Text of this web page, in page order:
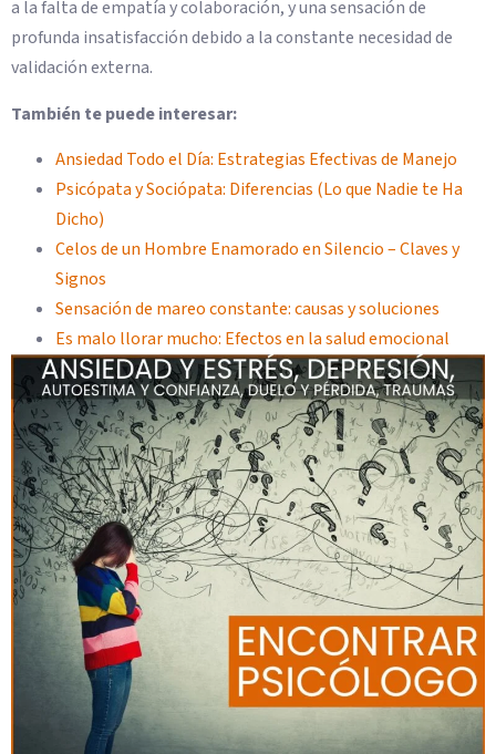
a la falta de empatía y colaboración, y una sensación de
profunda insatisfacción debido a la constante necesidad de
validación externa.
También te puede interesar:
Ansiedad Todo el Día: Estrategias Efectivas de Manejo
Psicópata y Sociópata: Diferencias (Lo que Nadie te Ha
Dicho)
Celos de un Hombre Enamorado en Silencio – Claves y
Signos
Sensación de mareo constante: causas y soluciones
Es malo llorar mucho: Efectos en la salud emocional